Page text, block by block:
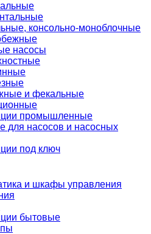
консольно-моноблочные
насосы
и фекальные
промышленные
для насосов и насосных
под ключ
и шкафы управления
бытовые